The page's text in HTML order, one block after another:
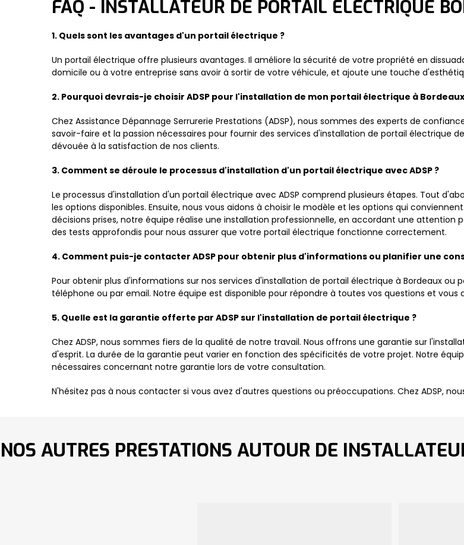
FAQ - INSTALLATEUR DE PORTAIL ÉLECTRIQUE
1. Quels sont les avantages d'un portail électrique ?
Un portail électrique offre plusieurs avantages. Il améliore la sécurité de votre propriété en
domicile ou à votre entreprise sans avoir à sortir de votre véhicule, et ajoute une touche
2. Pourquoi devrais-je choisir ADSP pour l'installation de mon portail électrique à
Chez Assistance Dépannage Serrurerie Prestations (ADSP), nous sommes des experts de
savoir-faire et la passion nécessaires pour fournir des services d'installation de portail électrique
dévouée à la satisfaction de nos clients.
3. Comment se déroule le processus d'installation d'un portail électrique avec ADSP ?
Le processus d'installation d'un portail électrique avec ADSP comprend plusieurs étapes. Tout
les options disponibles. Ensuite, nous vous aidons à choisir le modèle et les options qui
décisions prises, notre équipe réalise une installation professionnelle, en accordant une
des tests approfondis pour nous assurer que votre portail électrique fonctionne correctement.
4. Comment puis-je contacter ADSP pour obtenir plus d'informations ou planifier une
Pour obtenir plus d'informations sur nos services d'installation de portail électrique à Bordeaux
téléphone ou par email. Notre équipe est disponible pour répondre à toutes vos questions et
5. Quelle est la garantie offerte par ADSP sur l'installation de portail électrique ?
Chez ADSP, nous sommes fiers de la qualité de notre travail. Nous offrons une garantie sur
d'esprit. La durée de la garantie peut varier en fonction des spécificités de votre projet. Notre
nécessaires concernant notre garantie lors de votre consultation.
N'hésitez pas à nous contacter si vous avez d'autres questions ou préoccupations. Chez ADSP,
NOS AUTRES PRESTATIONS AUTOUR DE